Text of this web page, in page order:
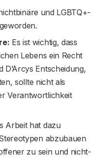
und LGBTQ+-
Es ist wichtig, dass
Lebens ein Recht
Entscheidung,
sollte nicht als
Verantwortlichkeit
Arbeit hat dazu
abzubauen
zu sein und nicht-